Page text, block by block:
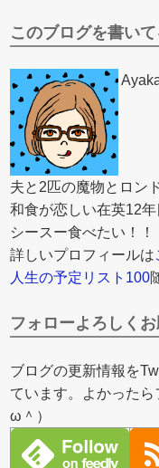
このブログを書い
夫と2匹の魔物とロン
和食が恋しい在英12年
シースー食べたい！！
詳しいプロフィールは
人生の予定リスト100
フォローよろしく
ブログの更新情報を
ています。よかったら
ω＾）